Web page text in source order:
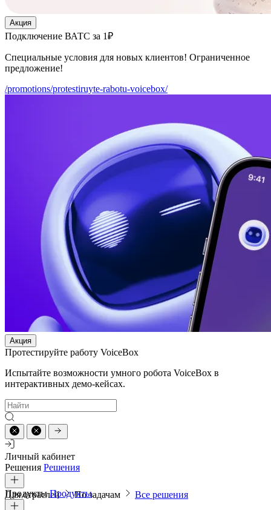
Акция
Подключение ВАТС за 1₽
Специальные условия для новых клиентов! Ограниченное
предложение!
/promotions/protestiruyte-rabotu-voicebox/
Акция
Протестируйте работу VoiceBox
Испытайте возможности умного робота VoiceBox в
интерактивных демо-кейсах.
Личный кабинет
Решения Решения
Для отраслей По задачам Все решения
ПродуктыПродукты